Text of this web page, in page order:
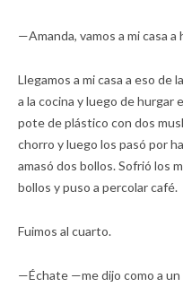
—Amanda, vamos a mi casa a
Llegamos a mi casa a eso de
a la cocina y luego de hurgar
pote de plástico con dos
chorro y luego los pasó por
amasó dos bollos. Sofrió los
bollos y puso a percolar café.
Fuimos al cuarto.
—Échate —me dijo como a